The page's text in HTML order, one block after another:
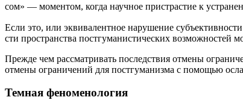
сом» — момен­том, когда науч­ное при­стра­стие к
Если это, или экви­ва­лент­ное нару­ше­ние
сти про­стран­ства пост­гу­ма­ни­сти­че­ских воз­мож­но­стей
Преж­де чем рас­смат­ри­вать послед­ствия отме­ны
отме­ны огра­ни­че­ний для пост­гу­ма­низ­ма с помо­щью
Темная феноменология